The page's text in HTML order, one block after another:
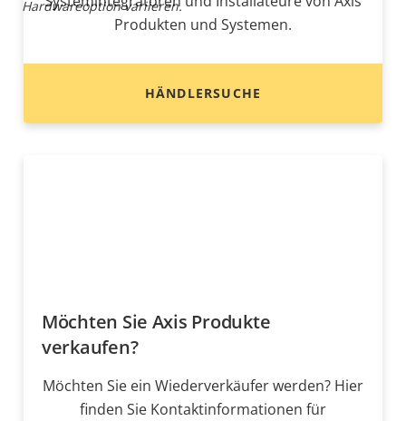
Hardwareoption variieren.
Produkten und Systemen.
HÄNDLERSUCHE
Möchten Sie Axis Produkte
verkaufen?
Möchten Sie ein Wiederverkäufer werden? Hier
finden Sie Kontaktinformationen für